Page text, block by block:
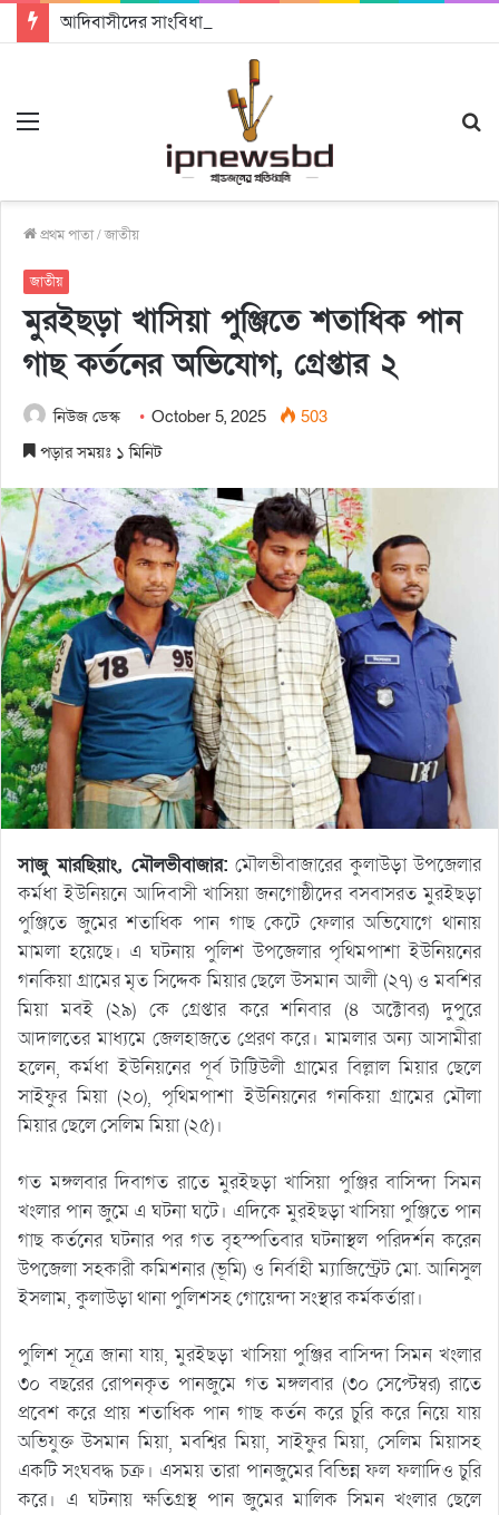
প্রথম পাতা/জাতীয়
জাতীয়
মুরইছড়া খাসিয়া পুঞ্জিতে শতাধিক পান
গাছ কর্তনের অভিযোগ, গ্রেপ্তার ২
নিউজ ডেস্ক October 5, 2025
503
পড়ার সময়ঃ ১ মিনিট
সাজু মারছিয়াং, মৌলভীবাজার: মৌলভীবাজারের কুলাউড়া উপজেলার
কর্মধা ইউনিয়নে আদিবাসী খাসিয়া জনগোষ্ঠীদের বসবাসরত মুরইছড়া
পুঞ্জিতে জুমের শতাধিক পান গাছ কেটে ফেলার অভিযোগে থানায়
মামলা হয়েছে। এ ঘটনায় পুলিশ উপজেলার পৃথিমপাশা ইউনিয়নের
গনকিয়া গ্রামের মৃত সিদ্দেক মিয়ার ছেলে উসমান আলী (২৭) ও মবশির
মিয়া মবই (২৯) কে গ্রেপ্তার করে শনিবার (৪ অক্টোবর) দুপুরে
আদালতের মাধ্যমে জেলহাজতে প্রেরণ করে। মামলার অন্য আসামীরা
হলেন, কর্মধা ইউনিয়নের পূর্ব টাট্টিউলী গ্রামের বিল্লাল মিয়ার ছেলে
সাইফুর মিয়া (২০), পৃথিমপাশা ইউনিয়নের গনকিয়া গ্রামের মৌলা
মিয়ার ছেলে সেলিম মিয়া (২৫)।
গত মঙ্গলবার দিবাগত রাতে মুরইছড়া খাসিয়া পুঞ্জির বাসিন্দা সিমন
খংলার পান জুমে এ ঘটনা ঘটে। এদিকে মুরইছড়া খাসিয়া পুঞ্জিতে পান
গাছ কর্তনের ঘটনার পর গত বৃহস্পতিবার ঘটনাস্থল পরিদর্শন করেন
উপজেলা সহকারী কমিশনার (ভূমি) ও নির্বাহী ম্যাজিস্ট্রেট মো. আনিসুল
ইসলাম, কুলাউড়া থানা পুলিশসহ গোয়েন্দা সংস্থার কর্মকর্তারা।
পুলিশ সূত্রে জানা যায়, মুরইছড়া খাসিয়া পুঞ্জির বাসিন্দা সিমন খংলার
৩০ বছরের রোপনকৃত পানজুমে গত মঙ্গলবার (৩০ সেপ্টেম্বর) রাতে
প্রবেশ করে প্রায় শতাধিক পান গাছ কর্তন করে চুরি করে নিয়ে যায়
অভিযুক্ত উসমান মিয়া, মবশ্বির মিয়া, সাইফুর মিয়া, সেলিম মিয়াসহ
একটি সংঘবদ্ধ চক্র। এসময় তারা পানজুমের বিভিন্ন ফল ফলাদিও চুরি
করে। এ ঘটনায় ক্ষতিগ্রস্থ পান জুমের মালিক সিমন খংলার ছেলে